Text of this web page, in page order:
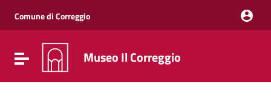
Vai al menu di navigazione
Vai al footer
Comune di Correggio
Attiva / disattiva la navigazione
Museo Il Correggio